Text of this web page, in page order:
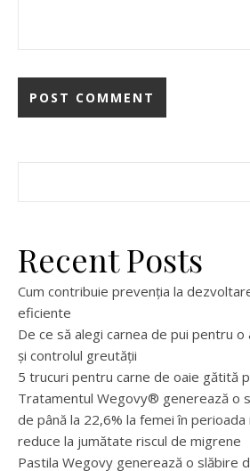
Recent Posts
Cum contribuie prevenția la
eficiente
De ce să alegi carnea de pui pentru
și controlul greutății
5 trucuri pentru carne de oaie gătită
Tratamentul Wegovy® generează o
de până la 22,6% la femei în perioada
reduce la jumătate riscul de migrene
Pastila Wegovy generează o slăbire